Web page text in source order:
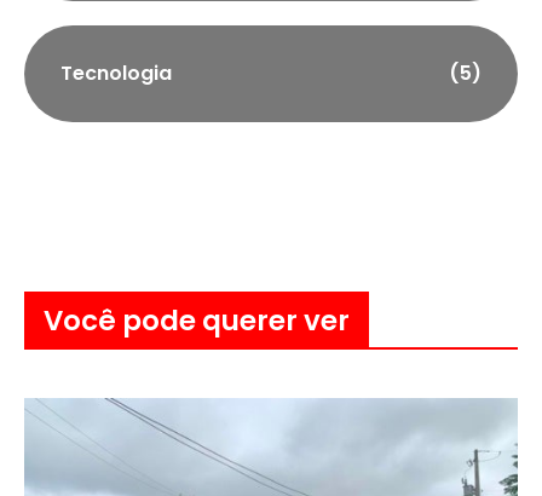
Tecnologia (5)
Você pode querer ver